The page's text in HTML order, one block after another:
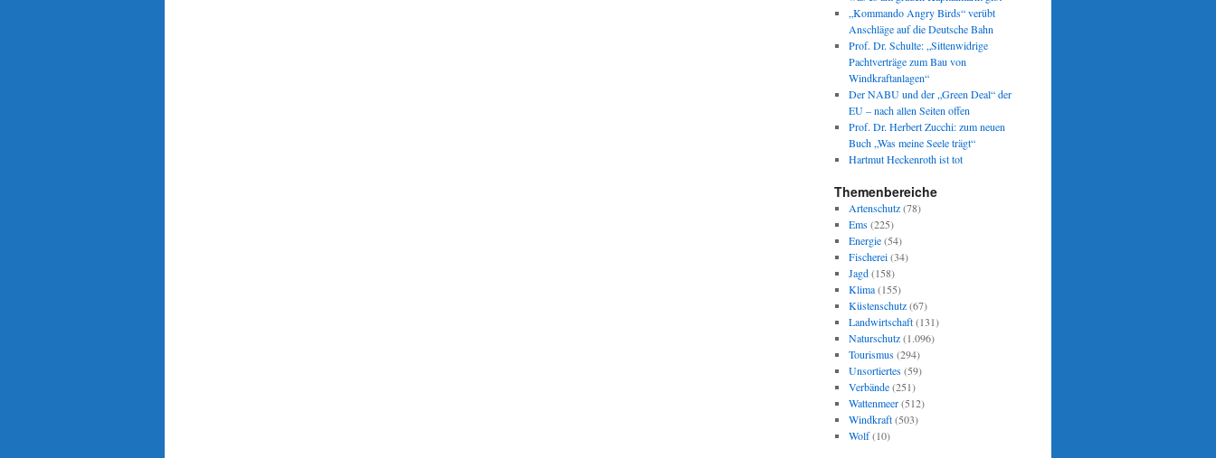
„Kommando Angry Birds“ verübt
Anschläge auf die Deutsche Bahn
Prof. Dr. Schulte: „Sittenwidrige
Pachtverträge zum Bau von
Windkraftanlagen“
Der NABU und der „Green Deal“ der
EU – nach allen Seiten offen
Prof. Dr. Herbert Zucchi: zum neuen
Buch „Was meine Seele trägt“
Hartmut Heckenroth ist tot
Themenbereiche
Artenschutz(78)
Ems(225)
Energie(54)
Fischerei(34)
Jagd(158)
Klima(155)
Küstenschutz(67)
Landwirtschaft(131)
Naturschutz(1.096)
Tourismus(294)
Unsortiertes(59)
Verbände(251)
Wattenmeer(512)
Windkraft(503)
Wolf(10)